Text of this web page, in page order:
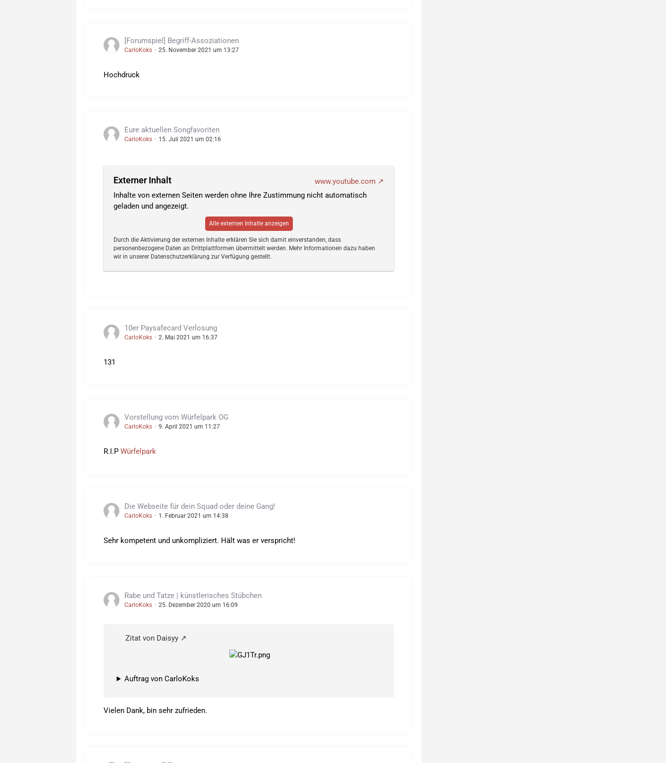
[Forumspiel] Begriff-Assoziationen
CarloKoks 25. November 2021 um 13:27
Hochdruck
Eure aktuellen Songfavoriten
CarloKoks 15. Juli 2021 um 02:16
Externer Inhalt
www.youtube.com
Inhalte von externen Seiten werden ohne Ihre Zustimmung nicht automatisch
geladen und angezeigt.
Alle externen Inhalte anzeigen
Durch die Aktivierung der externen Inhalte erklären Sie sich damit einverstanden, dass
personenbezogene Daten an Drittplattformen übermittelt werden. Mehr Informationen dazu haben
wir in unserer Datenschutzerklärung zur Verfügung gestellt.
10er Paysafecard Verlosung
CarloKoks 2. Mai 2021 um 16:37
131
Vorstellung vom Würfelpark OG
CarloKoks 9. April 2021 um 11:27
R.I.PWürfelpark
Die Webseite für dein Squad oder deine Gang!
CarloKoks 1. Februar 2021 um 14:38
Sehr kompetent und unkompliziert. Hält was er verspricht!
Rabe und Tatze | künstlerisches Stübchen
CarloKoks 25. Dezember 2020 um 16:09
Zitat von Daisyy
Auftrag von CarloKoks
Vielen Dank, bin sehr zufrieden.